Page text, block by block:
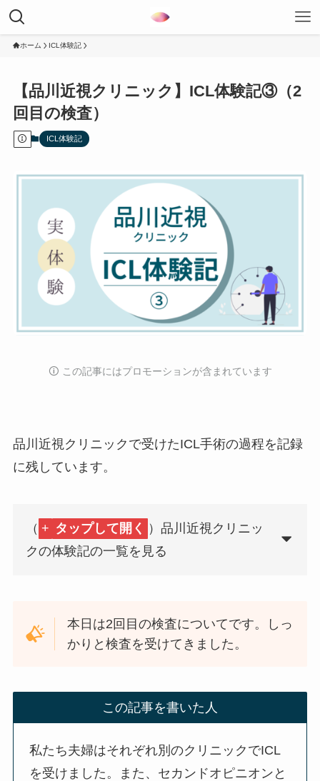
ホーム ICL体験記
【品川近視クリニック】ICL体験記③（2
回目の検査）
ICL体験記
🛈️ この記事にはプロモーションが含まれています
品川近視クリニックで受けたICL手術の過程を記録
に残しています。
（ + タップして開く ）品川近視クリニッ
クの体験記の一覧を見る
本日は2回目の検査についてです。しっ
かりと検査を受けてきました。
この記事を書いた人
私たち夫婦はそれぞれ別のクリニックでICL
を受けました。また、セカンドオピニオンと